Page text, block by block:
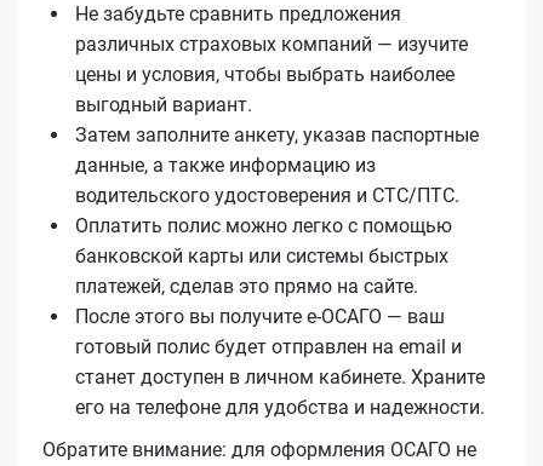
Не забудьте сравнить предложения
различных страховых компаний — изучите
цены и условия, чтобы выбрать наиболее
выгодный вариант.
Затем заполните анкету, указав паспортные
данные, а также информацию из
водительского удостоверения и СТС/ПТС.
Оплатить полис можно легко с помощью
банковской карты или системы быстрых
платежей, сделав это прямо на сайте.
После этого вы получите е‑ОСАГО — ваш
готовый полис будет отправлен на email и
станет доступен в личном кабинете. Храните
его на телефоне для удобства и надежности.
Обратите внимание: для оформления ОСАГО не